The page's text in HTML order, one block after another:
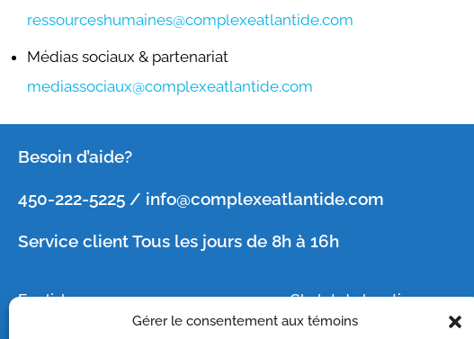
Gérer le consentement aux témoins
ressourceshumaines@complexeatlantide.com
Médias sociaux & partenariat
mediassociaux@complexeatlantide.com
Besoin d’aide?
450-222-5225 / info@complexeatlantide.com
Service client Tous les jours de 8h à 16h
English
Chalet de location
Roulotte de location